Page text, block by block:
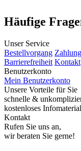
Häufige
Unser Service
Bestellvorgang
Barrierefreiheit Kontakt
Benutzerkonto
Mein Benutzerkonto
Unsere Vorteile für Sie
schnelle &
kostenloses
Kontakt
Rufen Sie uns an,
wir beraten Sie gerne!